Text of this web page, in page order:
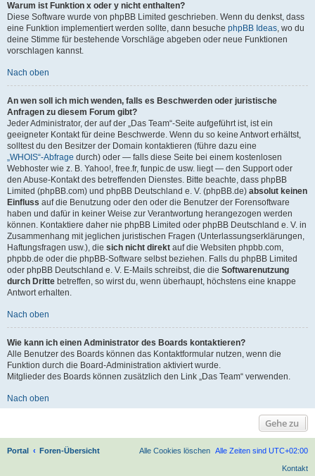
Warum ist Funktion x oder y nicht enthalten?
Diese Software wurde von phpBB Limited geschrieben. Wenn du denkst, dass
eine Funktion implementiert werden sollte, dann besuche phpBB Ideas, wo du
deine Stimme für bestehende Vorschläge abgeben oder neue Funktionen
vorschlagen kannst.
Nach oben
An wen soll ich mich wenden, falls es Beschwerden oder juristische
Anfragen zu diesem Forum gibt?
Jeder Administrator, der auf der „Das Team“-Seite aufgeführt ist, ist ein
geeigneter Kontakt für deine Beschwerde. Wenn du so keine Antwort erhältst,
solltest du den Besitzer der Domain kontaktieren (führe dazu eine
„WHOIS“-Abfrage durch) oder — falls diese Seite bei einem kostenlosen
Webhoster wie z. B. Yahoo!, free.fr, funpic.de usw. liegt — den Support oder
den Abuse-Kontakt des betreffenden Dienstes. Bitte beachte, dass phpBB
Limited (phpBB.com) und phpBB Deutschland e. V. (phpBB.de) absolut keinen
Einfluss auf die Benutzung oder den oder die Benutzer der Forensoftware
haben und dafür in keiner Weise zur Verantwortung herangezogen werden
können. Kontaktiere daher nie phpBB Limited oder phpBB Deutschland e. V. in
Zusammenhang mit jeglichen juristischen Fragen (Unterlassungserklärungen,
Haftungsfragen usw.), die sich nicht direkt auf die Websiten phpbb.com,
phpbb.de oder die phpBB-Software selbst beziehen. Falls du phpBB Limited
oder phpBB Deutschland e. V. E-Mails schreibst, die die Softwarenutzung
durch Dritte betreffen, so wirst du, wenn überhaupt, höchstens eine knappe
Antwort erhalten.
Nach oben
Wie kann ich einen Administrator des Boards kontaktieren?
Alle Benutzer des Boards können das Kontaktformular nutzen, wenn die
Funktion durch die Board-Administration aktiviert wurde.
Mitglieder des Boards können zusätzlich den Link „Das Team“ verwenden.
Nach oben
Gehe zu
Portal Foren-Übersicht Alle Zeiten sind UTC+02:00
Alle Cookies löschen
Kontakt